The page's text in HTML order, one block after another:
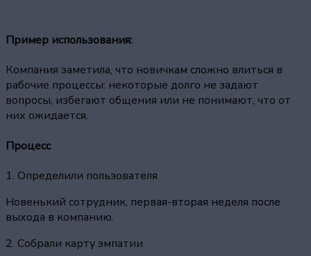
Пример использования:
Компания заметила, что новичкам сложно влиться в
рабочие процессы: некоторые долго не задают
вопросы, избегают общения или не понимают, что от
них ожидается.
Процесс
1. Определили пользователя
Новенький сотрудник, первая-вторая неделя после
выхода в компанию.
2. Собрали карту эмпатии